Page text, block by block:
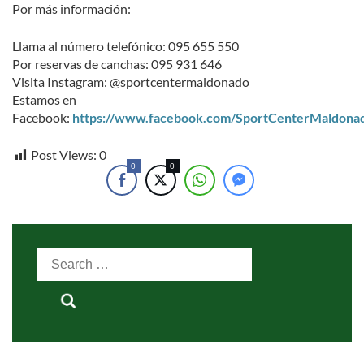
Por más información:
Llama al número telefónico: 095 655 550
Por reservas de canchas: 095 931 646
Visita Instagram: @sportcentermaldonado
Estamos en
Facebook: https://www.facebook.com/
Post Views: 0
0 0
Search